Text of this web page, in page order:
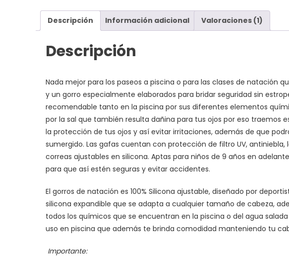
Descripción Información adicional Valoraciones (1)
Descripción
Nada mejor para los paseos a piscina o para las clases de natación
y un gorro especialmente elaborados para bridar seguridad sin
recomendable tanto en la piscina por sus diferentes elementos
por la sal que también resulta dañina para tus ojos por eso traemos
la protección de tus ojos y así evitar irritaciones, además de que
sumergido. Las gafas cuentan con protección de filtro UV,
correas ajustables en silicona. Aptas para niños de 9 años en
para que así estén seguras y evitar accidentes.
El gorros de natación es 100% Silicona ajustable, diseñado por
silicona expandible que se adapta a cualquier tamaño de cabeza,
todos los químicos que se encuentran en la piscina o del agua
uso en piscina que además te brinda comodidad manteniendo tu
Importante: